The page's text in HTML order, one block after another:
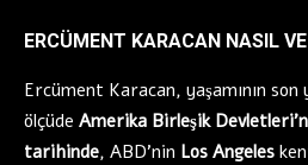
ERCÜMENT KARACAN NASIL
Ercüment Karacan, yaşamının son
ölçüde Amerika Birleşik
tarihinde, ABD’nin Los Angeles